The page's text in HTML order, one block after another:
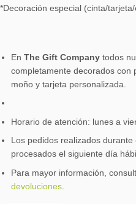
*Decoración especial (cinta/tarjeta/
En The Gift Company todos
completamente decorados con
moño y tarjeta personalizada.
Horario de atención: lunes a
Los pedidos realizados
procesados el siguiente día
Para mayor información,
devoluciones